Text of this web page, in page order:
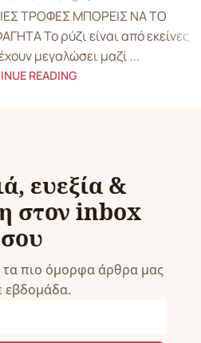
ΤΡΟΦΕΣ ΜΠΟΡΕΙΣ ΝΑ ΤΟ
Το ρύζι είναι από εκείνες
μεγαλώσει μαζί ...
READING
ευεξία &
στον inbox
σου
τα πιο όμορφα άρθρα μας
εβδομάδα.